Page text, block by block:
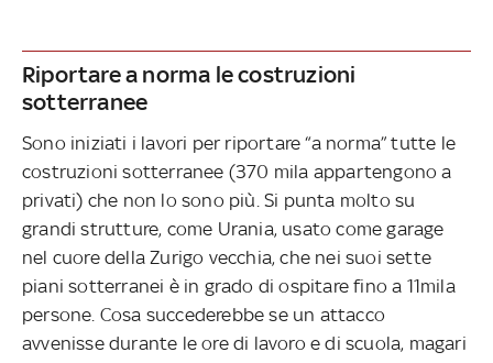
Riportare a norma le costruzioni
sotterranee
Sono iniziati i lavori per riportare “a norma” tutte le
costruzioni sotterranee (370 mila appartengono a
privati) che non lo sono più. Si punta molto su
grandi strutture, come Urania, usato come garage
nel cuore della Zurigo vecchia, che nei suoi sette
piani sotterranei è in grado di ospitare fino a 11mila
persone. Cosa succederebbe se un attacco
avvenisse durante le ore di lavoro e di scuola, magari